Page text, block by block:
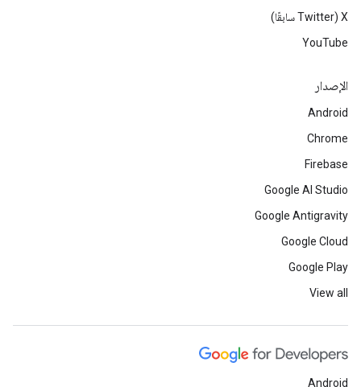
‫X ‏(Twitter سابقًا)
YouTube
الإصدار
Android
Chrome
Firebase
Google AI Studio
Google Antigravity
Google Cloud
Google Play
View all
Android